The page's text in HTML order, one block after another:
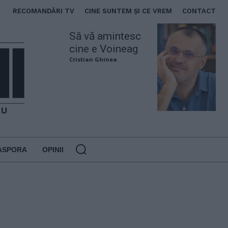
RECOMANDĂRI TV CINE SUNTEM ȘI CE VREM CONTACT
Să vă amintesc
cine e Voineag
Cristian Ghinea
OPINII